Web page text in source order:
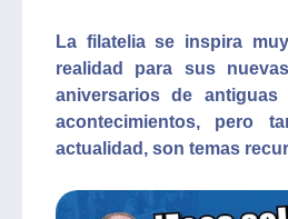
La filatelia se inspira
realidad para sus
aniversarios de antiguas
acontecimientos, pero
actualidad, son temas